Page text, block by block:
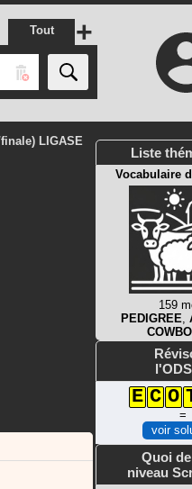
Tout +
LIGASE
Liste
Vocabulaire
159
PEDIGREE,
E C O
=
voir
Quoi
niveau